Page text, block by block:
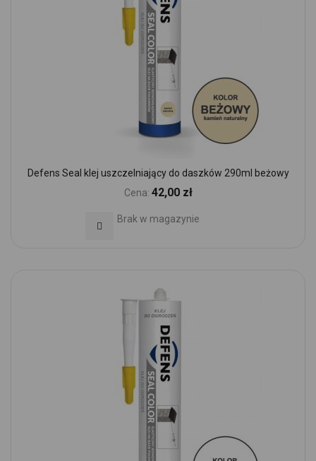
Defens Seal klej uszczelniający do daszków 290ml beżowy
Cena: 42,00 zł
Brak w magazynie
Dodaj do Ulubionych